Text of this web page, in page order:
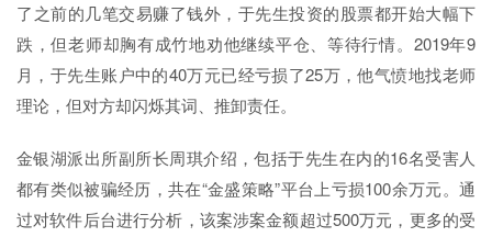
了之前的几笔交易赚了钱外，于先生投资的股票都开始大幅下
跌，但老师却胸有成竹地劝他继续平仓、等待行情。2019年9
月，于先生账户中的40万元已经亏损了25万，他气愤地找老师
理论，但对方却闪烁其词、推卸责任。
金银湖派出所副所长周琪介绍，包括于先生在内的16名受害人
都有类似被骗经历，共在“金盛策略”平台上亏损100余万元。通
过对软件后台进行分析，该案涉案金额超过500万元，更多的受